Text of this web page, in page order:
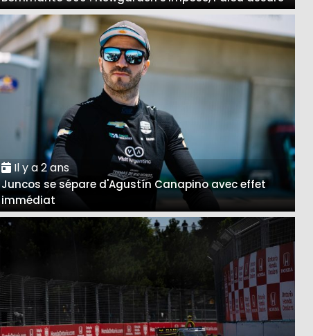
Il y a 2 ans
Juncos se sépare d'Agustín Canapino avec effet
immédiat